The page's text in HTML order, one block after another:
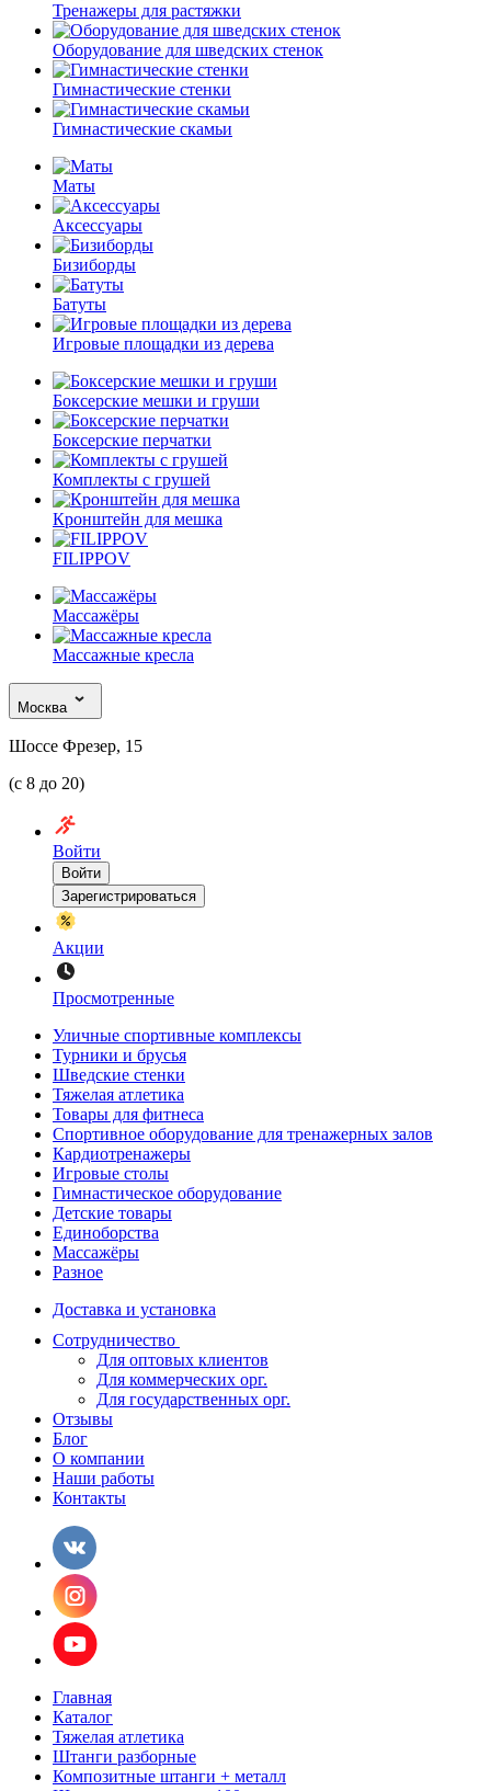
Тренажеры для растяжки
Оборудование для шведских стенок
Гимнастические стенки
Гимнастические скамьи
Маты
Аксессуары
Бизиборды
Батуты
Игровые площадки из дерева
Боксерские мешки и груши
Боксерские перчатки
Комплекты с грушей
Кронштейн для мешка
FILIPPOV
Массажёры
Массажные кресла
Москва
Шоссе Фрезер, 15
(с 8 до 20)
Войти
Войти
Зарегистрироваться
Акции
Просмотренные
Уличные спортивные комплексы
Турники и брусья
Шведские стенки
Тяжелая атлетика
Товары для фитнеса
Спортивное оборудование для тренажерных залов
Кардиотренажеры
Игровые столы
Гимнастическое оборудование
Детские товары
Единоборства
Массажёры
Разное
Доставка и установка
Сотрудничество
Для оптовых клиентов
Для коммерческих орг.
Для государственных орг.
Отзывы
Блог
О компании
Наши работы
Контакты
Главная
Каталог
Тяжелая атлетика
Штанги разборные
Композитные штанги + металл